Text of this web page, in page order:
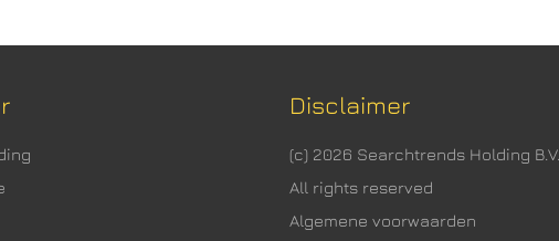
Disclaimer
(c) 2026 Searchtrends Holding B.V.
All rights reserved
Algemene voorwaarden